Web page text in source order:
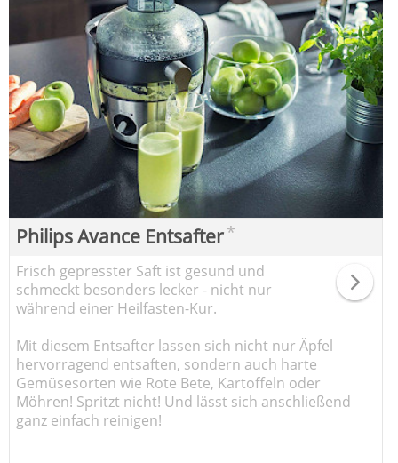
Philips Avance Entsafter*
Frisch gepresster Saft ist gesund und
schmeckt besonders lecker - nicht nur
während einer Heilfasten-Kur.
Mit diesem Entsafter lassen sich nicht nur Äpfel
hervorragend entsaften, sondern auch harte
Gemüsesorten wie Rote Bete, Kartoffeln oder
Möhren! Spritzt nicht! Und lässt sich anschließend
ganz einfach reinigen!